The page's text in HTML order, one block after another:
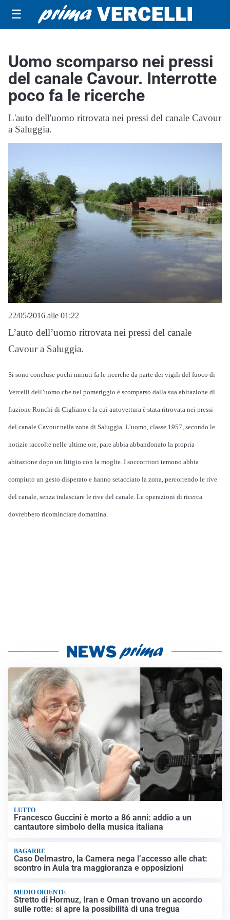
☰
Uomo scomparso nei pressi
del canale Cavour. Interrotte
poco fa le ricerche
L'auto dell'uomo ritrovata nei pressi del canale Cavour
a Saluggia.
22/05/2016 alle 01:22
L’auto dell’uomo ritrovata nei pressi del canale
Cavour a Saluggia.
Si sono concluse pochi minuti fa le ricerche da parte dei vigili del fuoco di
Vercelli dell’uomo che nel pomeriggio è scomparso dalla sua abitazione di
frazione Ronchi di Cigliano e la cui autovettura è stata ritrovata nei pressi
del canale Cavour nella zona di Saluggia. L’uomo, classe 1957, secondo le
notizie raccolte nelle ultime ore, pare abbia abbandonato la propria
abitazione dopo un litigio con la moglie. I soccorritori temono abbia
compiuto un gesto disperato e hanno setacciato la zona, percorrendo le rive
del canale, senza tralasciare le rive del canale. Le operazioni di ricerca
dovrebbero ricominciare domattina.
LUTTO
Francesco Guccini è morto a 86 anni: addio a un
cantautore simbolo della musica italiana
BAGARRE
Caso Delmastro, la Camera nega l’accesso alle chat:
scontro in Aula tra maggioranza e opposizioni
MEDIO ORIENTE
Stretto di Hormuz, Iran e Oman trovano un accordo
sulle rotte: si apre la possibilità di una tregua